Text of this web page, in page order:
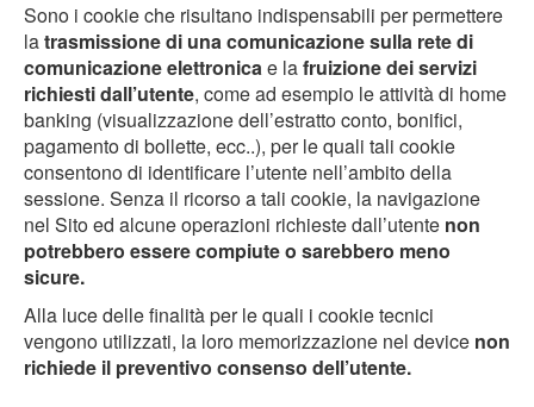
Sono i cookie che risultano indispensabili per permettere
latrasmissione di una comunicazione sulla rete di
comunicazione elettronicae lafruizionedei servizi
richiesti dall’utente, come ad esempio le attività di home
banking (visualizzazione dell’estratto conto, bonifici,
pagamento di bollette, ecc..), per le quali tali cookie
consentono di identificare l’utente nell’ambito della
sessione. Senza il ricorso a tali cookie, la navigazione
nel Sito ed alcune operazioni richieste dall’utente non
potrebbero essere compiute o sarebbero meno
sicure.
Alla luce delle finalità per le quali i cookie tecnici
vengono utilizzati, la loro memorizzazione nel device non
richiede il preventivo consenso dell’utente.